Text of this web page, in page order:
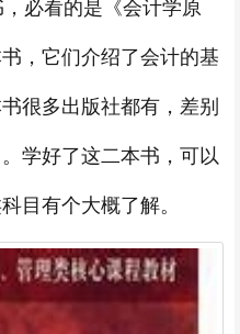
必看的是《会计学原
，它们介绍了会计的基
很多出版社都有，差别
学好了这二本书，可以
目有个大概了解。